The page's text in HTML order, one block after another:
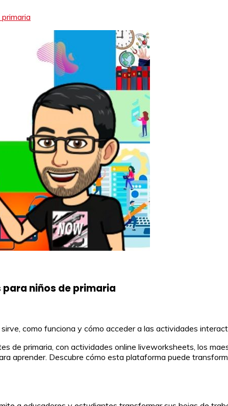
niños de primaria
sirve, como funciona y cómo acceder a las actividades
de primaria, con actividades online liveworksheets, los
aprender. Descubre cómo esta plataforma puede